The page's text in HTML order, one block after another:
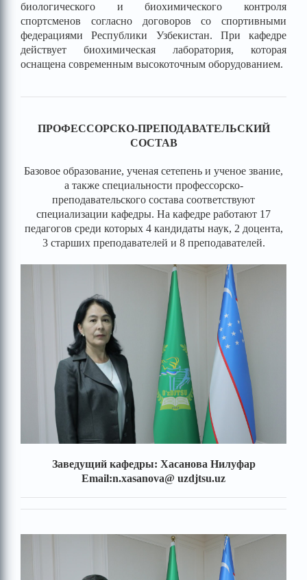
биологического и биохимического контроля
спортсменов согласно договоров со спортивными
федерациями Республики Узбекистан. При кафедре
действует биохимическая лаборатория, которая
оснащена современным высокоточным оборудованием.
ПРОФЕССОРСКО-ПРЕПОДАВАТЕЛЬСКИЙ
СОСТАВ
Базовое образование, ученая сетепень и ученое звание,
а также специальности профессорско-
преподавательского состава соответствуют
специализации кафедры. На кафедре работают 17
педагогов среди которых 4 кандидаты наук, 2 доцента,
3 старших преподавателей и 8 преподавателей.
Заведущий кафедры: Хасанова Нилуфар
Email:n.xasanova@ uzdjtsu.uz